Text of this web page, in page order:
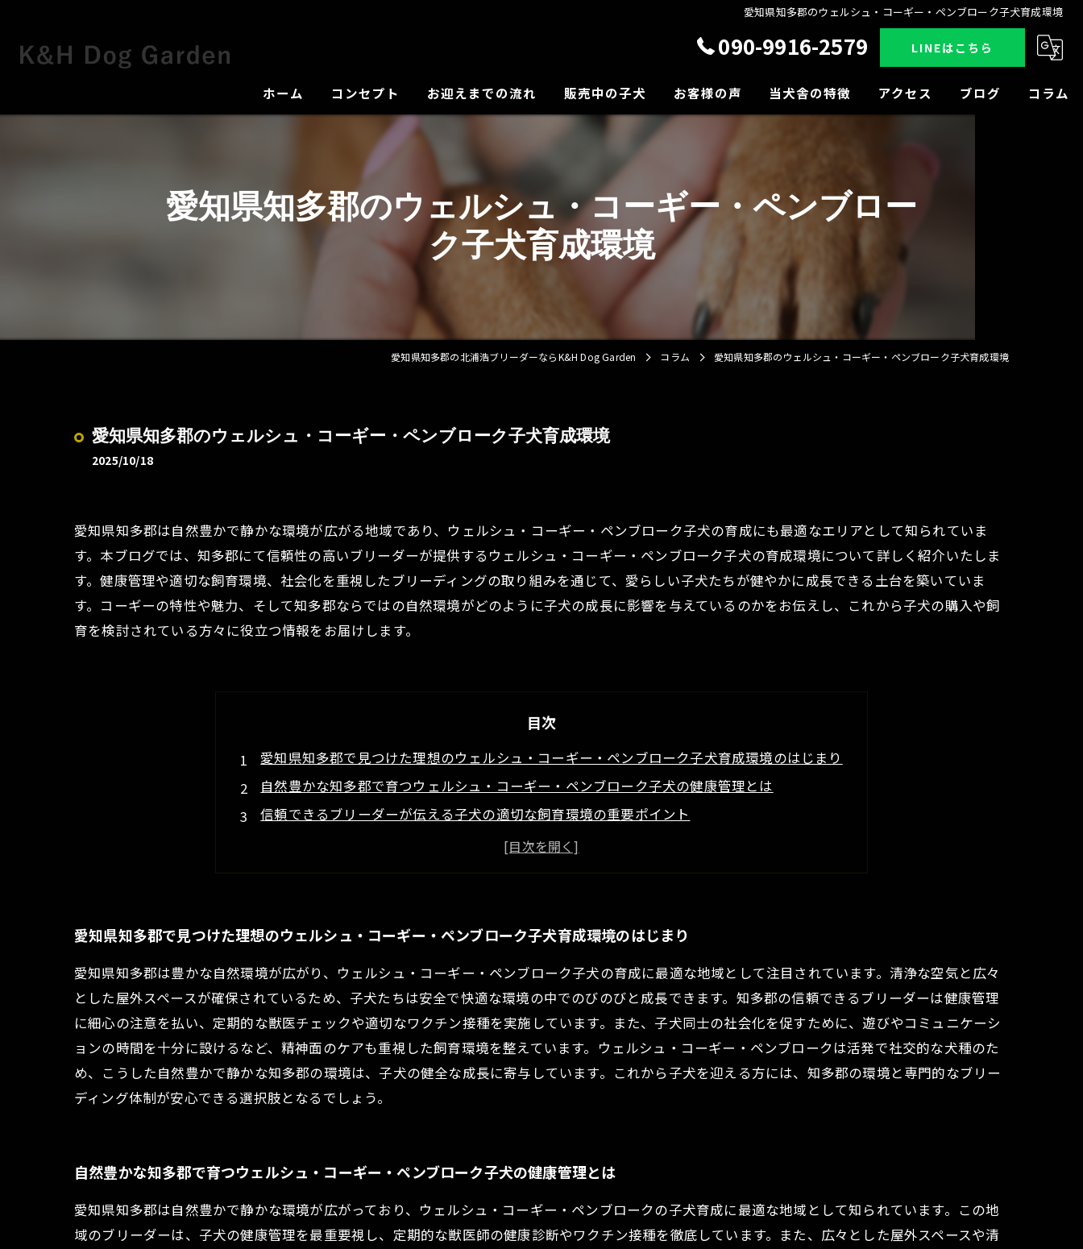
愛知県知多郡のウェルシュ・コーギー・ペンブローク子犬育成環境
090-9916-2579 LINEはこちら
ホーム コンセプト
犬舎の紹介
お迎えまでの流れ 販売中の子犬 お客様の声 当犬舎の特徴
小型犬
中型犬
大型犬
アクセス ブログ コラム
愛知県知多郡のウェルシュ・コーギー・ペンブロー
ク子犬育成環境
愛知県知多郡の北浦浩ブリーダーならK&H Dog Garden コラム 愛知県知多郡のウェルシュ・コーギー・ペンブローク子犬育成環境
愛知県知多郡のウェルシュ・コーギー・ペンブローク子犬育成環境
2025/10/18
愛知県知多郡は自然豊かで静かな環境が広がる地域であり、ウェルシュ・コーギー・ペンブローク子犬の育成にも最適なエリアとして知られていま
す。本ブログでは、知多郡にて信頼性の高いブリーダーが提供するウェルシュ・コーギー・ペンブローク子犬の育成環境について詳しく紹介いたしま
す。健康管理や適切な飼育環境、社会化を重視したブリーディングの取り組みを通じて、愛らしい子犬たちが健やかに成長できる土台を築いていま
す。コーギーの特性や魅力、そして知多郡ならではの自然環境がどのように子犬の成長に影響を与えているのかをお伝えし、これから子犬の購入や飼
育を検討されている方々に役立つ情報をお届けします。
目次
愛知県知多郡で見つけた理想のウェルシュ・コーギー・ペンブローク子犬育成環境のはじまり
自然豊かな知多郡で育つウェルシュ・コーギー・ペンブローク子犬の健康管理とは
信頼できるブリーダーが伝える子犬の適切な飼育環境の重要ポイント
社会化を重視した知多郡のウェルシュ・コーギー・ペンブローク子犬育成の取り組み
知多郡の自然に包まれたコーギー子犬育成環境で生まれる絆と未来
愛知県知多郡で見つけた理想のウェルシュ・コーギー・ペンブローク子犬育成環境のはじまり
愛知県知多郡は豊かな自然環境が広がり、ウェルシュ・コーギー・ペンブローク子犬の育成に最適な地域として注目されています。清浄な空気と広々
とした屋外スペースが確保されているため、子犬たちは安全で快適な環境の中でのびのびと成長できます。知多郡の信頼できるブリーダーは健康管理
に細心の注意を払い、定期的な獣医チェックや適切なワクチン接種を実施しています。また、子犬同士の社会化を促すために、遊びやコミュニケーシ
ョンの時間を十分に設けるなど、精神面のケアも重視した飼育環境を整えています。ウェルシュ・コーギー・ペンブロークは活発で社交的な犬種のた
め、こうした自然豊かで静かな知多郡の環境は、子犬の健全な成長に寄与しています。これから子犬を迎える方には、知多郡の環境と専門的なブリー
ディング体制が安心できる選択肢となるでしょう。
自然豊かな知多郡で育つウェルシュ・コーギー・ペンブローク子犬の健康管理とは
愛知県知多郡は自然豊かで静かな環境が広がっており、ウェルシュ・コーギー・ペンブロークの子犬育成に最適な地域として知られています。この地
域のブリーダーは、子犬の健康管理を最重要視し、定期的な獣医師の健康診断やワクチン接種を徹底しています。また、広々とした屋外スペースや清